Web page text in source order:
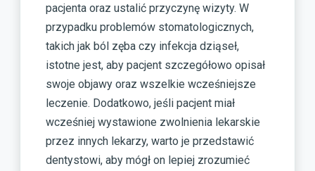
pacjenta oraz ustalić przyczynę wizyty. W
przypadku problemów stomatologicznych,
takich jak ból zęba czy infekcja dziąseł,
istotne jest, aby pacjent szczegółowo opisał
swoje objawy oraz wszelkie wcześniejsze
leczenie. Dodatkowo, jeśli pacjent miał
wcześniej wystawione zwolnienia lekarskie
przez innych lekarzy, warto je przedstawić
dentystowi, aby mógł on lepiej zrozumieć